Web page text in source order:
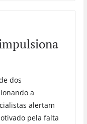
dos
a
alertam
pela falta